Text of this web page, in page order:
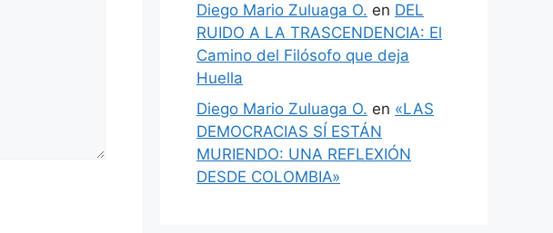
Diego Mario Zuluaga O. en DEL
RUIDO A LA TRASCENDENCIA: El
Camino del Filósofo que deja
Huella
Diego Mario Zuluaga O. en «LAS
DEMOCRACIAS SÍ ESTÁN
MURIENDO: UNA REFLEXIÓN
DESDE COLOMBIA»